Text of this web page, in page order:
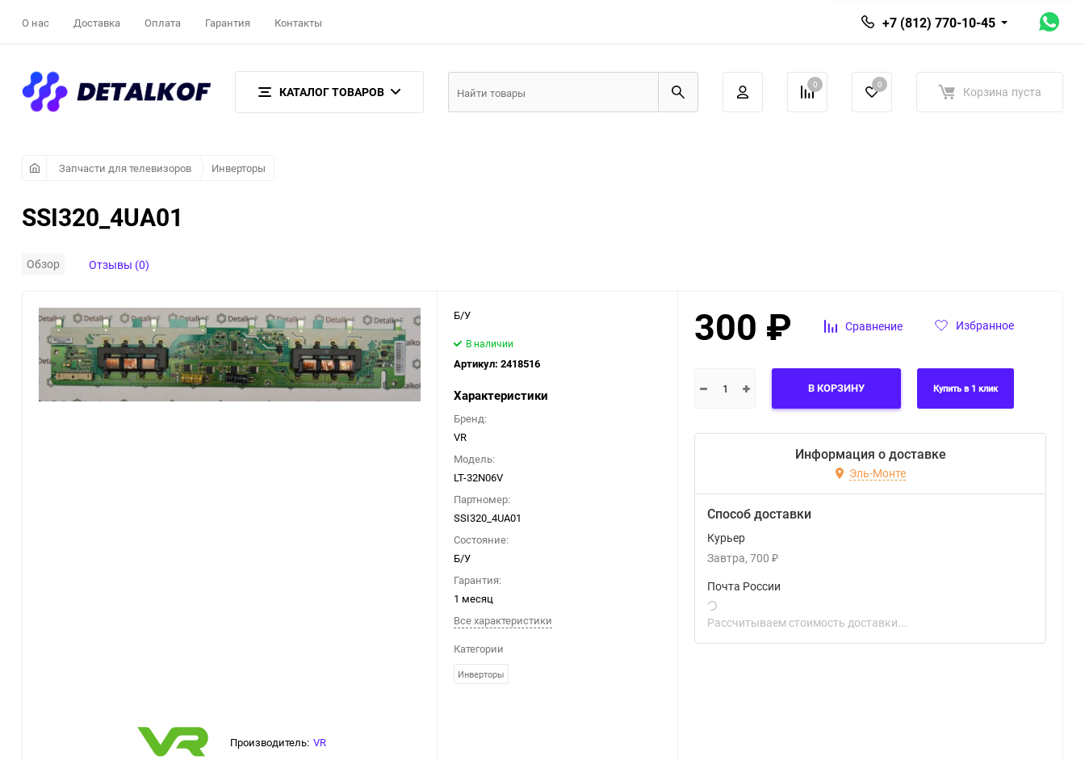
О нас Доставка Оплата Гарантия Контакты +7 (812) 770-10-45
КАТАЛОГ ТОВАРОВ 0 0 Корзина пуста
Запчасти для телевизоров Инверторы
SSI320_4UA01
Обзор Отзывы (0)
Производитель: VR
Б/У
В наличии
Артикул: 2418516
Характеристики
Бренд:
VR
Модель:
LT-32N06V
Партномер:
SSI320_4UA01
Состояние:
Б/У
Гарантия:
1 месяц
Все характеристики
Категории
Инверторы
300 ₽ Сравнение Избранное
В КОРЗИНУ Купить в 1 клик
Информация о доставке
Эль-Монте
Способ доставки
Курьер
Завтра 700 ₽
Почта России
Рассчитываем стоимость доставки...